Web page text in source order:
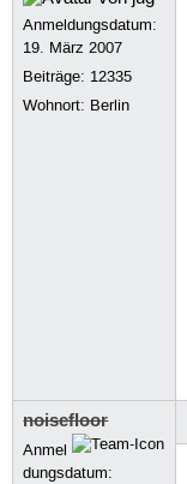
Anmeldungsdatum:
19. März 2007
Beiträge: 12335
Wohnort: Berlin
noisefloor
Anmel
dungsdatum: